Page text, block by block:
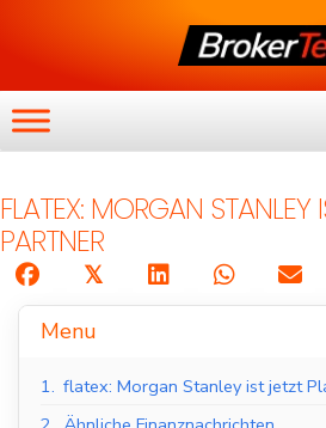
FLATEX: MORGAN STANLEY
PARTNER
𝕏
Menu
1. flatex: Morgan Stanley ist jetzt